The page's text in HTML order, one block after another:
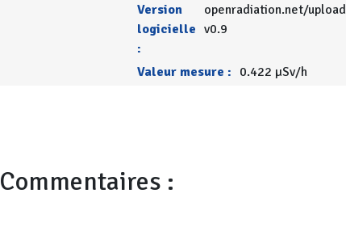
Version
logicielle
:
openradiation.net/upload
v0.9
Valeur mesure : 0.422 µSv/h
Commentaires :